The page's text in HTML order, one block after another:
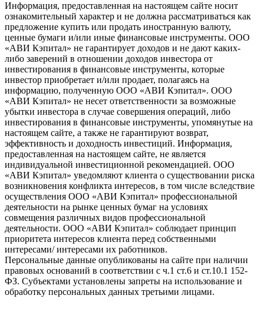
Информация, предоставленная на настоящем сайте носит
ознакомительный характер и не должна рассматриваться как
предложение купить или продать иностранную валюту,
ценные бумаги и/или иные финансовые инструменты. ООО
«АВИ Кэпитал» не гарантирует доходов и не дают каких-
либо заверений в отношении доходов инвестора от
инвестирования в финансовые инструменты, которые
инвестор приобретает и/или продает, полагаясь на
информацию, полученную ООО «АВИ Кэпитал». ООО
«АВИ Кэпитал» не несет ответственности за возможные
убытки инвестора в случае совершения операций, либо
инвестирования в финансовые инструменты, упомянутые на
настоящем сайте, а также не гарантируют возврат,
эффективность и доходность инвестиций. Информация,
предоставленная на настоящем сайте, не является
индивидуальной инвестиционной рекомендацией. ООО
«АВИ Кэпитал» уведомляют клиента о существовании риска
возникновения конфликта интересов, в том числе вследствие
осуществления ООО «АВИ Кэпитал» профессиональной
деятельности на рынке ценных бумаг на условиях
совмещения различных видов профессиональной
деятельности. ООО «АВИ Кэпитал» соблюдает принцип
приоритета интересов клиента перед собственными
интересами/ интересами их работников.
Персональные данные опубликованы на сайте при наличии
правовых оснований в соответствии с ч.1 ст.6 и ст.10.1 152-
ФЗ. Субъектами установлены запреты на использование и
обработку персональных данных третьими лицами.